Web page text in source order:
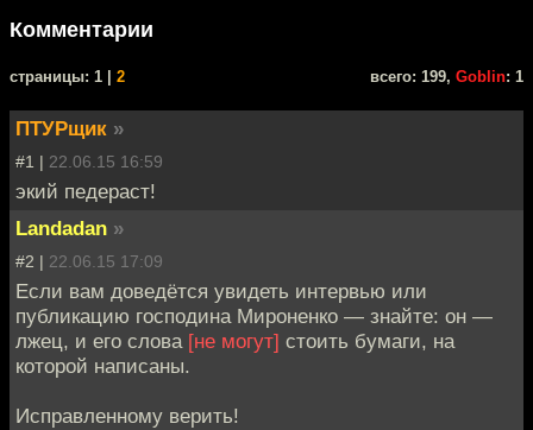
Комментарии
cтраницы: 1 | 2 всего: 199, Goblin: 1
ПТУРщик »
#1 | 22.06.15 16:59
экий педераст!
Landadan »
#2 | 22.06.15 17:09
Если вам доведётся увидеть интервью или
публикацию господина Мироненко — знайте: он —
лжец, и его слова [не могут] стоить бумаги, на
которой написаны.
Исправленному верить!